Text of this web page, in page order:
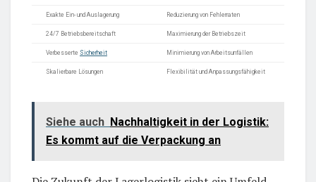
Exakte Ein- und Auslagerung Reduzierung von Fehlerraten
24/7 Betriebsbereitschaft Maximierung der Betriebszeit
Verbesserte Sicherheit Minimierung von Arbeitsunfällen
Skalierbare Lösungen Flexibilität und Anpassungsfähigkeit
Siehe auch Nachhaltigkeit in der Logistik:
Es kommt auf die Verpackung an